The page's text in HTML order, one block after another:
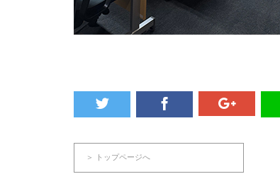
＞ トップページへ